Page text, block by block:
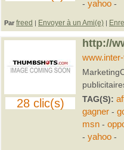
- yahoo-
Par freed | Envoyer à un Ami(e) |
28 clic(s)
http://
TAG(S):
gagner-
msn -
- yahoo-